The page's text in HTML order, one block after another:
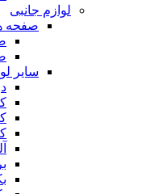
لوازم جانبی
صفحه
سایر